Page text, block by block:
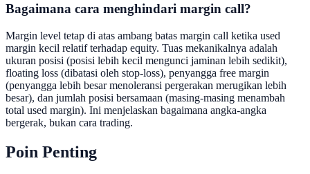
Bagaimana cara menghindari margin call?
Margin level tetap di atas ambang batas margin call ketika used
margin kecil relatif terhadap equity. Tuas mekanikalnya adalah
ukuran posisi (posisi lebih kecil mengunci jaminan lebih sedikit),
floating loss (dibatasi oleh stop-loss), penyangga free margin
(penyangga lebih besar menoleransi pergerakan merugikan lebih
besar), dan jumlah posisi bersamaan (masing-masing menambah
total used margin). Ini menjelaskan bagaimana angka-angka
bergerak, bukan cara trading.
Poin Penting